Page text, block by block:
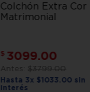
Colchón Extra
Matrimonial
$ 3099.00
$3799.00
Hasta 3x $1033 . 00 sin
interés